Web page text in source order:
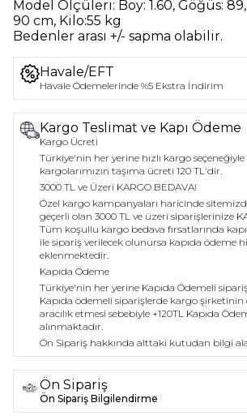
Model Ölçüleri: Boy: 1.60, Göğüs:
90 cm, Kilo:55 kg
Bedenler arası +/- sapma olabilir.
Havale/EFT
Havale Ödemelerinde %5 Ekstra İndirim
Kargo Teslimat ve Kapı Ödeme
Kargo Ücreti
Türkiye'nin her yerine hızlı kargo
kargolarımızın taşıma ücreti 120 TL'dir.
3000 TL ve Üzeri KARGO BEDAVA!
Özel kargo kampanyaları haricinde
geçerli olan 3000 TL ve üzeri siparişlerinize
Tüm koşullu kargo bedava fırsatlarında
ile sipariş verilecek olunursa kapıda ödeme
eklenmektedir.
Kapıda Ödeme
Türkiye'nin her yerine Kapıda Ödemeli
Kapıda ödemeli siparişlerde kargo
aracılık etmesi sebebiyle +120TL Kapıda
alınmaktadır.
Ön Sipariş hakkında alttaki kutudan bilgi
Ön Sipariş
Ön Sipariş Bilgilendirme